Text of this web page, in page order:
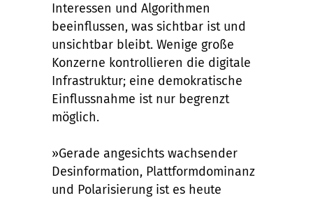
Interessen und Algorithmen
beeinflussen, was sichtbar ist und
unsichtbar bleibt. Wenige große
Konzerne kontrollieren die digitale
Infrastruktur; eine demokratische
Einflussnahme ist nur begrenzt
möglich.
»Gerade angesichts wachsender
Desinformation, Plattformdominanz
und Polarisierung ist es heute